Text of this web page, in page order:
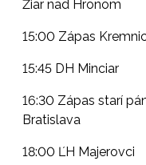
Žiar nad Hronom
15:00 Zápas
15:45 DH Minciar
16:30 Zápas starí
Bratislava
18:00 ĽH Majerovci